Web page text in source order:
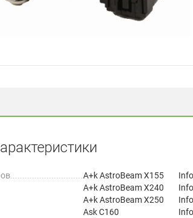
A+k AstroBeam X155
A+k AstroBeam X240
A+k AstroBeam X250
Ask C160